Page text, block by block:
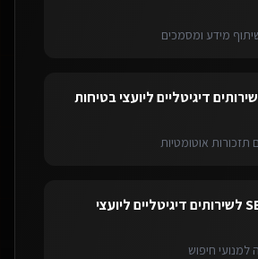
מידע ומסמכים
שירותים דיגיטליים ליועצי בטיחות
תזכורות אוטומטיות
לשירותים דיגיטליים ליועצי
למנועי חיפוש